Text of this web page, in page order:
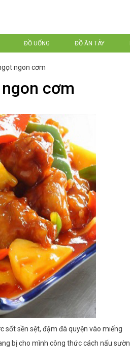
ĐỒ UỐNG ĐỒ ĂN TÂY
ngon cơm
cơm
sốt sền sệt, đậm đà quyện vào miếng
bị cho mình công thức cách nấu sườn